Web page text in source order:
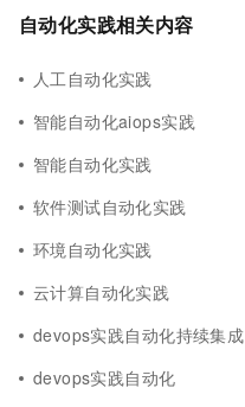
自动化实践相关内容
人工自动化实践
智能自动化aiops实践
智能自动化实践
软件测试自动化实践
环境自动化实践
云计算自动化实践
devops实践自动化持续集成
devops实践自动化